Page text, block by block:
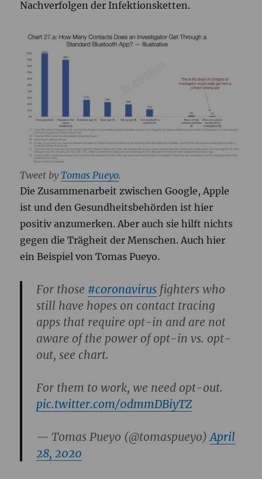
Nachverfolgen der Infektionsketten.
Tweet byTomas Pueyo.
Die Zusammenarbeit zwischen Google, Apple
ist und den Gesundheitsbehörden ist hier
positiv anzumerken. Aber auch sie hilft nichts
gegen die Trägheit der Menschen. Auch hier
ein Beispiel von Tomas Pueyo.
For those #coronavirus fighters who
still have hopes on contact tracing
apps that require opt-in and are not
aware of the power of opt-in vs. opt-
out, see chart.
For them to work, we need opt-out.
pic.twitter.com/0dmmDBiyTZ
— Tomas Pueyo (@tomaspueyo)April
28, 2020